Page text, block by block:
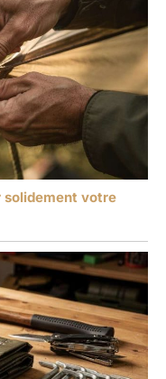
solidement votre